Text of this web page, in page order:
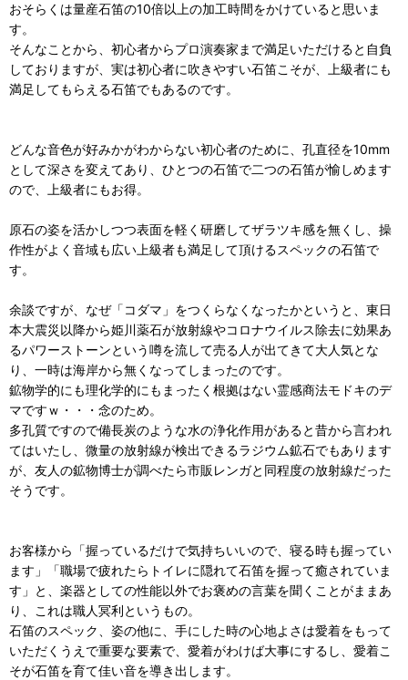
おそらくは量産石笛の10倍以上の加工時間をかけていると思いま
す。
そんなことから、初心者からプロ演奏家まで満足いただけると自負
しておりますが、実は初心者に吹きやすい石笛こそが、上級者にも
満足してもらえる石笛でもあるのです。
どんな音色が好みかがわからない初心者のために、孔直径を10mm
として深さを変えてあり、ひとつの石笛で二つの石笛が愉しめます
ので、上級者にもお得。
原石の姿を活かしつつ表面を軽く研磨してザラツキ感を無くし、操
作性がよく音域も広い上級者も満足して頂けるスペックの石笛で
す。
余談ですが、なぜ「コダマ」をつくらなくなったかというと、東日
本大震災以降から姫川薬石が放射線やコロナウイルス除去に効果あ
るパワーストーンという噂を流して売る人が出てきて大人気とな
り、一時は海岸から無くなってしまったのです。
鉱物学的にも理化学的にもまったく根拠はない霊感商法モドキのデ
マですｗ・・・念のため。
多孔質ですので備長炭のような水の浄化作用があると昔から言われ
てはいたし、微量の放射線が検出できるラジウム鉱石でもあります
が、友人の鉱物博士が調べたら市販レンガと同程度の放射線だった
そうです。
お客様から「握っているだけで気持ちいいので、寝る時も握ってい
ます」「職場で疲れたらトイレに隠れて石笛を握って癒されていま
す」と、楽器としての性能以外でお褒めの言葉を聞くことがままあ
り、これは職人冥利というもの。
石笛のスペック、姿の他に、手にした時の心地よさは愛着をもって
いただくうえで重要な要素で、愛着がわけば大事にするし、愛着こ
そが石笛を育て佳い音を導き出します。